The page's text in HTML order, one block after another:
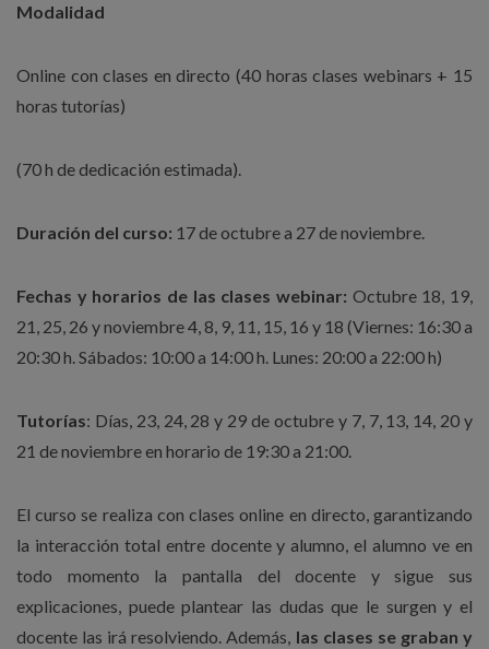
Modalidad
Online con clases en directo (40 horas clases webinars + 15
horas tutorías)
(70 h de dedicación estimada).
Duración del curso: 17 de octubre a 27 de noviembre.
Fechas y horarios de las clases webinar: Octubre 18, 19,
21, 25, 26 y noviembre 4, 8, 9, 11, 15, 16 y 18 (Viernes: 16:30 a
20:30 h. Sábados: 10:00 a 14:00 h. Lunes: 20:00 a 22:00 h)
Tutorías: Días, 23, 24, 28 y 29 de octubre y 7, 7, 13, 14, 20 y
21 de noviembre en horario de 19:30 a 21:00.
El curso se realiza con clases online en directo, garantizando
la interacción total entre docente y alumno, el alumno ve en
todo momento la pantalla del docente y sigue sus
explicaciones, puede plantear las dudas que le surgen y el
docente las irá resolviendo. Además, las clases se graban y